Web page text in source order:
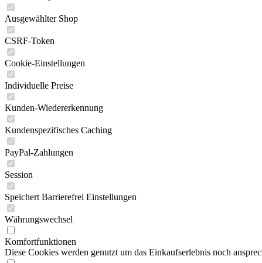
Ausgewählter Shop
CSRF-Token
Cookie-Einstellungen
Individuelle Preise
Kunden-Wiedererkennung
Kundenspezifisches Caching
PayPal-Zahlungen
Session
Speichert Barrierefrei Einstellungen
Währungswechsel
Komfortfunktionen
Diese Cookies werden genutzt um das Einkaufserlebnis noch